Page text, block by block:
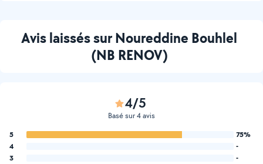
Avis laissés sur Noureddine Bouhlel
(NB RENOV)
4/5
Basé sur 4 avis
5
75%
4
-
3
-